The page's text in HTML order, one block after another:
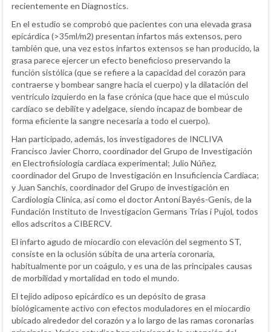
recientemente en Diagnostics.
En el estudio se comprobó que pacientes con una elevada grasa
epicárdica (>35ml/m2) presentan infartos más extensos, pero
también que, una vez estos infartos extensos se han producido, la
grasa parece ejercer un efecto beneficioso preservando la
función sistólica (que se refiere a la capacidad del corazón para
contraerse y bombear sangre hacia el cuerpo) y la dilatación del
ventrículo izquierdo en la fase crónica (que hace que el músculo
cardíaco se debilite y adelgace, siendo incapaz de bombear de
forma eficiente la sangre necesaria a todo el cuerpo).
Han participado, además, los investigadores de INCLIVA
Francisco Javier Chorro, coordinador del Grupo de Investigación
en Electrofisiología cardiaca experimental; Julio Núñez,
coordinador del Grupo de Investigación en Insuficiencia Cardiaca;
y Juan Sanchis, coordinador del Grupo de investigación en
Cardiología Clínica, así como el doctor Antoni Bayés-Genis, de la
Fundación Instituto de Investigacion Germans Trias i Pujol, todos
ellos adscritos a CIBERCV.
El infarto agudo de miocardio con elevación del segmento ST,
consiste en la oclusión súbita de una arteria coronaria,
habitualmente por un coágulo, y es una de las principales causas
de morbilidad y mortalidad en todo el mundo.
El tejido adiposo epicárdico es un depósito de grasa
biológicamente activo con efectos moduladores en el miocardio
ubicado alrededor del corazón y a lo largo de las ramas coronarias